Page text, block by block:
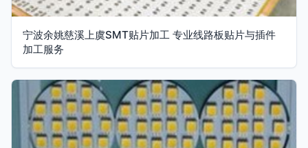
宁波余姚慈溪上虞SMT贴片加工 专业线路板贴片与插件
加工服务